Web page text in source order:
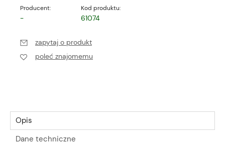
Producent:
-
Kod produktu:
61074
zapytaj o produkt
poleć znajomemu
Opis
Dane techniczne